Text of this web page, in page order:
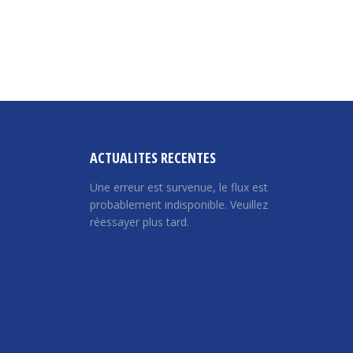
ACTUALITES RECENTES
Une erreur est survenue, le flux est
probablement indisponible. Veuillez
réessayer plus tard.